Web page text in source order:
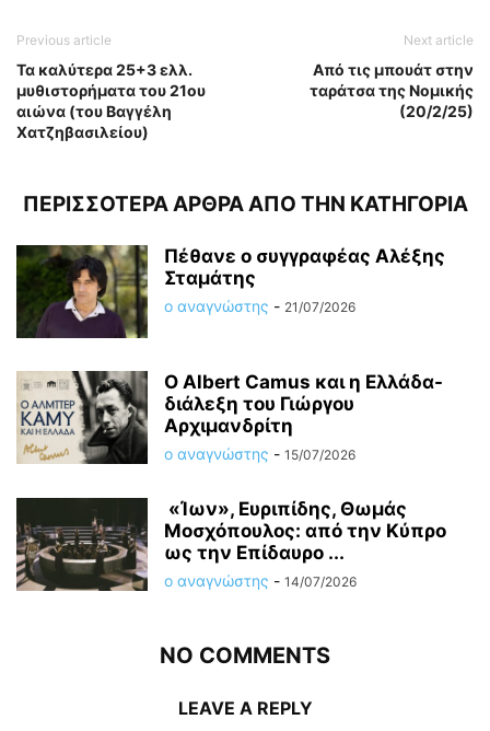
Previous article
Τα καλύτερα 25+3 ελλ.
μυθιστορήματα του 21ου
αιώνα (του Βαγγέλη
Χατζηβασιλείου)
Next article
Από τις μπουάτ στην
ταράτσα της Νομικής
(20/2/25)
ΠΕΡΙΣΣΟΤΕΡΑ ΑΡΘΡΑ ΑΠΟ ΤΗΝ ΚΑΤΗΓΟΡΙΑ
Πέθανε ο συγγραφέας Αλέξης
Σταμάτης
ο αναγνώστης - 21/07/2026
O Albert Camus και η Ελλάδα-
διάλεξη του Γιώργου
Αρχιμανδρίτη
ο αναγνώστης - 15/07/2026
«Ίων», Ευριπίδης, Θωμάς
Μοσχόπουλος: από την Κύπρο
ως την Επίδαυρο ...
ο αναγνώστης - 14/07/2026
NO COMMENTS
LEAVE A REPLY